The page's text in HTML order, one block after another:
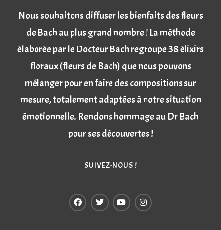
Nous souhaitons diffuser les bienfaits des fleurs
de Bach au plus grand nombre ! La méthode
élaborée par le Docteur Bach regroupe 38 élixirs
floraux (fleurs de Bach) que nous pouvons
mélanger pour en faire des compositions sur
mesure, totalement adaptées à notre situation
émotionnelle. Rendons hommage au Dr Bach
pour ses découvertes !
SUIVEZ-NOUS !